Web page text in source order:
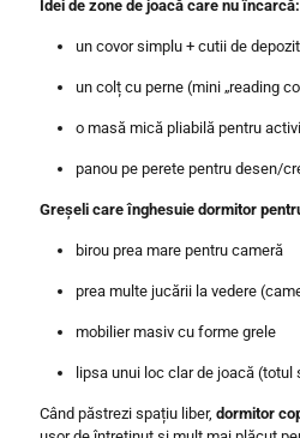
Idei de zone de joacă care nu încarcă:
un covor simplu + cutii de
un colț cu perne (mini „reading
o masă mică pliabilă pentru
panou pe perete pentru desen/
Greșeli care înghesuie dormitor
birou prea mare pentru cameră
prea multe jucării la vedere
mobilier masiv cu forme grele
lipsa unui loc clar de joacă (totul
Când păstrezi spațiu liber, dormitor